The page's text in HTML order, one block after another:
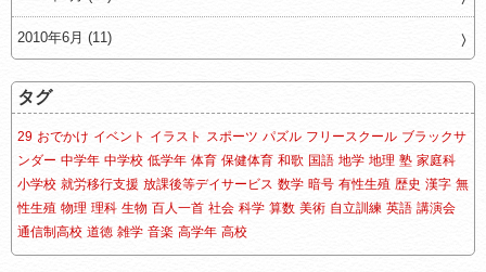
2010年6月 (11)
タグ
29 おでかけ イベント イラスト スポーツ パズル フリースクール ブラックサ
ンダー 中学年 中学校 低学年 体育 保健体育 和歌 国語 地学 地理 塾 家庭科
小学校 就労移行支援 放課後等デイサービス 数学 暗号 有性生殖 歴史 漢字 無
性生殖 物理 理科 生物 百人一首 社会 科学 算数 美術 自立訓練 英語 講演会
通信制高校 道徳 雑学 音楽 高学年 高校